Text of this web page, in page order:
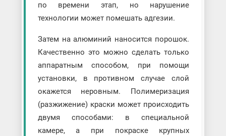
по времени этап, но нарушение
технологии может помешать адгезии.
Затем на алюминий наносится порошок.
Качественно это можно сделать только
аппаратным способом, при помощи
установки, в противном случае слой
окажется неровным. Полимеризация
(разжижение) краски может происходить
двумя способами: в специальной
камере, а при покраске крупных